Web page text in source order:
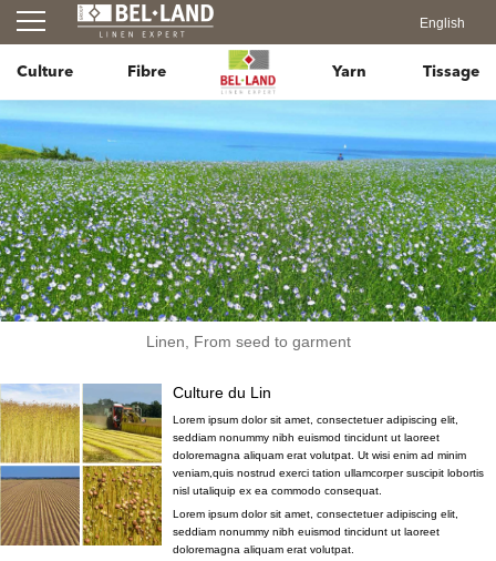
English
Culture Fibre Yarn Tissage
Linen, From seed to garment
Culture du Lin
Lorem ipsum dolor sit amet, consectetuer adipiscing elit,
seddiam nonummy nibh euismod tincidunt ut laoreet
doloremagna aliquam erat volutpat. Ut wisi enim ad minim
veniam,quis nostrud exerci tation ullamcorper suscipit lobortis
nisl utaliquip ex ea commodo consequat.
Lorem ipsum dolor sit amet, consectetuer adipiscing elit,
seddiam nonummy nibh euismod tincidunt ut laoreet
doloremagna aliquam erat volutpat.